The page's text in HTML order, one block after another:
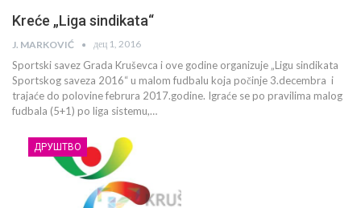
Kreće „Liga sindikata“
J. MARKOVIĆ дец 1, 2016
Sportski savez Grada Kruševca i ove godine organizuje „Ligu sindikata
Sportskog saveza 2016“ u malom fudbalu koja počinje 3.decembra i
trajaće do polovine februra 2017.godine. Igraće se po pravilima malog
fudbala (5+1) po liga sistemu,…
ДРУШТВО